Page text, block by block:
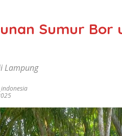
Sumur Bor
Lampung